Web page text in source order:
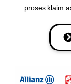
proses klaim